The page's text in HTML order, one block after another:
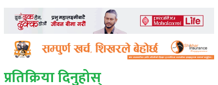
प्रतिक्रिया दिनुहोस्